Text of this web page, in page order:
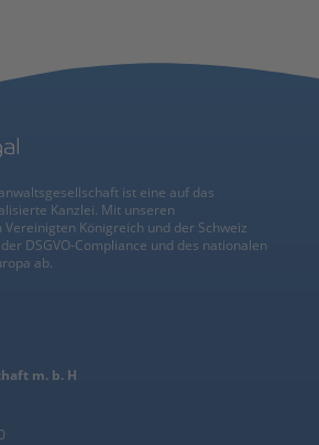
ist eine auf das
Kanzlei. Mit unseren
Königreich und der Schweiz
DSGVO-Compliance und des nationalen
ab.
m. b. H